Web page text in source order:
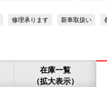
修理承ります 新車取扱い
在庫一覧
（拡大表示）